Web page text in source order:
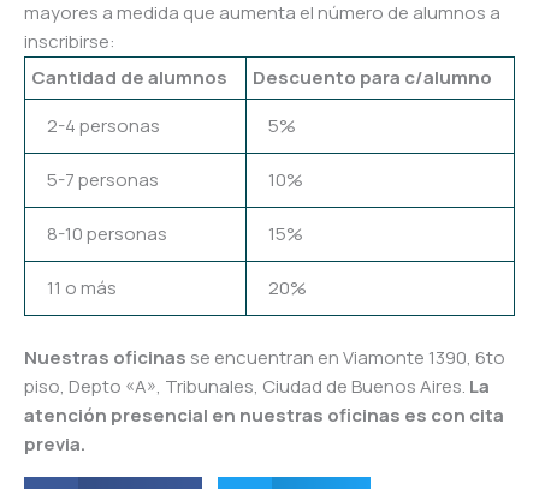
mayores a medida que aumenta el número de alumnos a
inscribirse:
Cantidad de alumnos
Descuento para c/alumno
2-4 personas
5%
5-7 personas 10%
8-10 personas 15%
11 o más 20%
Nuestras oficinas se encuentran en Viamonte 1390, 6to
piso, Depto «A», Tribunales, Ciudad de Buenos Aires. La
atención presencial en nuestras oficinas es con cita
previa.